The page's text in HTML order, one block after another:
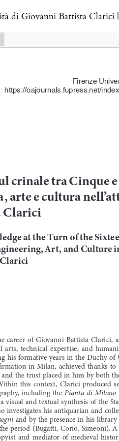
Centuries: Engineering, Art, and Culture in the Work of